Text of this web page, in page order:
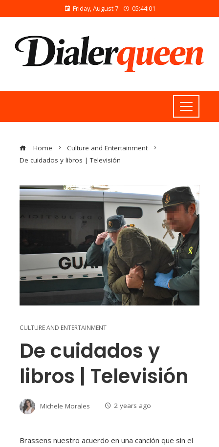
Friday, August 7 05:44:02
Home
Culture and Entertainment
De cuidados y libros | Televisión
CULTURE AND ENTERTAINMENT
De cuidados y
libros | Televisión
Michele Morales 2 years ago
Brassens nuestro acuerdo en una canción que sin el